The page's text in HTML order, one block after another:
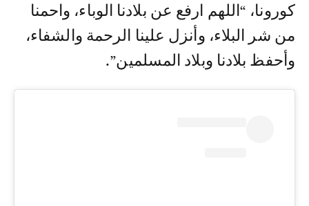
كورونا، “اللهم ارفع عن بلادنا الوباء، واحمنا
من شر البلاء، وأنزل علينا الرحمة والشفاء،
وأحفظ بلادنا وبلاد المسلمين”.